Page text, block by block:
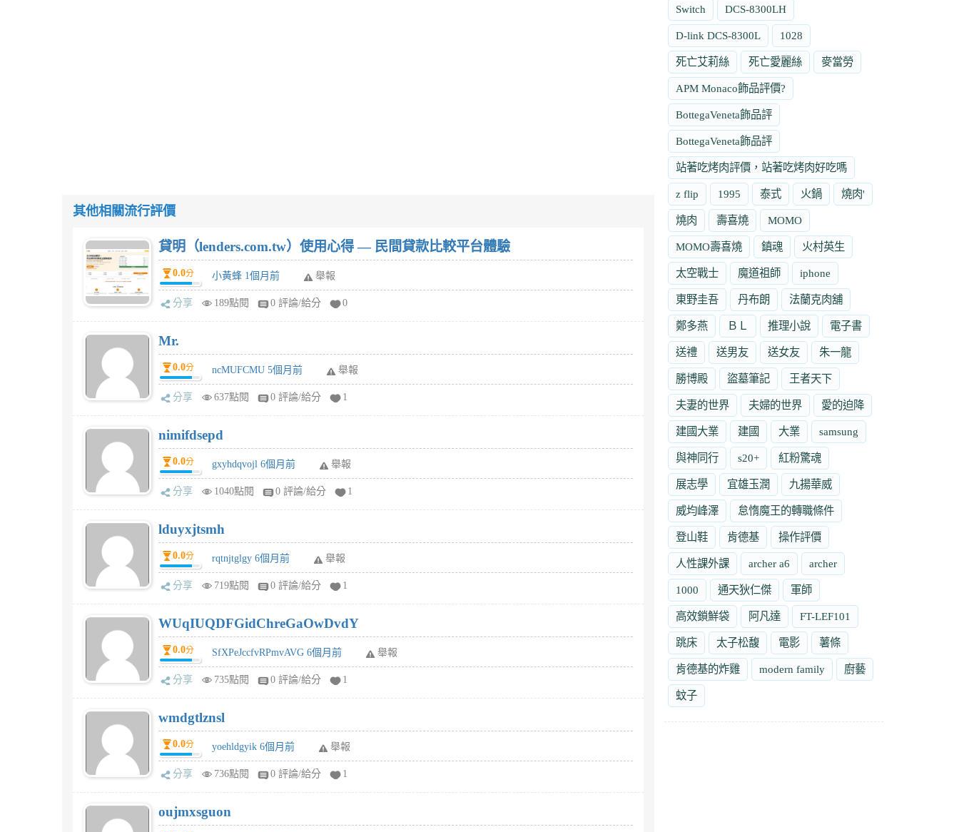
其他相關流行評價
貸明（lenders.com.tw）使用心得 — 民間貸款比較平台體驗
0.0分 小黃蜂 1個月前 舉報
分享 189點閱 0 評論/給分 0
Mr.
0.0分 ncMUFCMU 5個月前 舉報
分享 637點閱 0 評論/給分 1
nimifdsepd
0.0分 gxyhdqvojl 6個月前 舉報
分享 1040點閱 0 評論/給分 1
lduyxjtsmh
0.0分 rqtnjtglgy 6個月前 舉報
分享 719點閱 0 評論/給分 1
WUqIUQDFGidChreGaOwDvdY
0.0分 SfXPeJccfvRPmvAVG 6個月前 舉報
分享 735點閱 0 評論/給分 1
wmdgtlznsl
0.0分 yoehldgyik 6個月前 舉報
分享 736點閱 0 評論/給分 1
oujmxsguon
Switch DCS-8300LH
D-link DCS-8300L 1028
死亡艾莉絲 死亡愛麗絲 麥當勞
APM Monaco飾品評價?
BottegaVeneta飾品評
BottegaVeneta飾品評
站著吃烤肉評價，站著吃烤肉好吃嗎
z flip 1995 泰式 火鍋 燒肉'
燒肉 壽喜燒 MOMO
MOMO壽喜燒 鎮魂 火村英生
太空戰士 魔道祖師 iphone
東野圭吾 丹布朗 法蘭克肉舖
鄭多燕 ＢＬ 推理小說 電子書
送禮 送男友 送女友 朱一龍
勝博殿 盜墓筆記 王者天下
夫妻的世界 夫婦的世界 愛的迫降
建國大業 建國 大業 samsung
與神同行 s20+ 紅粉驚魂
展志學 宜雄玉潤 九揚華威
威均峰澤 怠惰魔王的轉職條件
登山鞋 肯德基 操作評價
人性課外課 archer a6 archer
1000 通天狄仁傑 軍師
高效鎖鮮袋 阿凡達 FT-LEF101
跳床 太子松馥 電影 薯條
肯德基的炸雞 modern family 廚藝
蚊子